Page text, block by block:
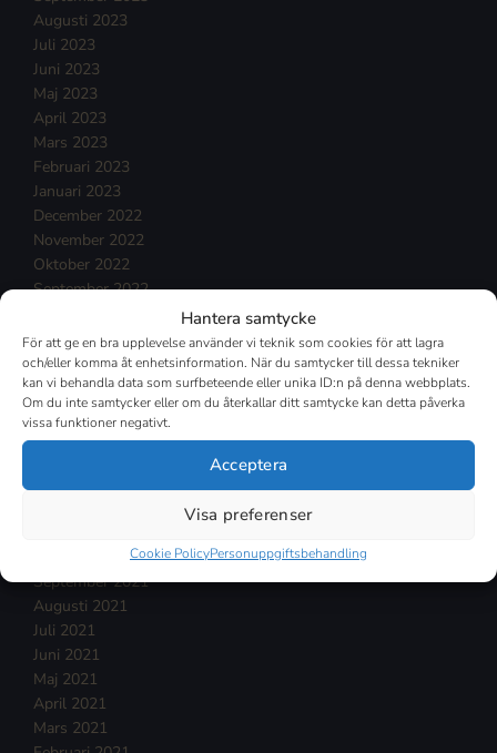
Hantera samtycke
För att ge en bra upplevelse använder vi teknik som cookies för att lagra
och/eller komma åt enhetsinformation. När du samtycker till dessa tekniker
kan vi behandla data som surfbeteende eller unika ID:n på denna webbplats.
Om du inte samtycker eller om du återkallar ditt samtycke kan detta påverka
vissa funktioner negativt.
Acceptera
Visa preferenser
Cookie PolicyPersonuppgiftsbehandling
Augusti 2023
Juli 2023
Juni 2023
Maj 2023
April 2023
Mars 2023
Februari 2023
Januari 2023
December 2022
November 2022
Oktober 2022
September 2022
Juli 2022
Juni 2022
Maj 2022
April 2022
Mars 2022
September 2021
Augusti 2021
Juli 2021
Juni 2021
Maj 2021
April 2021
Mars 2021